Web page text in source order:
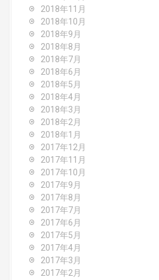
2018年11月
2018年10月
2018年9月
2018年8月
2018年7月
2018年6月
2018年5月
2018年4月
2018年3月
2018年2月
2018年1月
2017年12月
2017年11月
2017年10月
2017年9月
2017年8月
2017年7月
2017年6月
2017年5月
2017年4月
2017年3月
2017年2月